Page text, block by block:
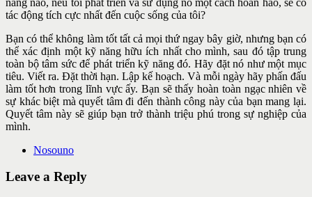
tác động tích cực nhất đến cuộc sống của tôi?
Bạn có thể không làm tốt tất cả mọi thứ ngay bây giờ, nhưng bạn có
thể xác định một kỹ năng hữu ích nhất cho mình, sau đó tập trung
toàn bộ tâm sức để phát triển kỹ năng đó. Hãy đặt nó như một mục
tiêu. Viết ra. Đặt thời hạn. Lập kế hoạch. Và mỗi ngày hãy phấn đấu
làm tốt hơn trong lĩnh vực ấy. Bạn sẽ thấy hoàn toàn ngạc nhiên về
sự khác biệt mà quyết tâm đi đến thành công này của bạn mang lại.
Quyết tâm này sẽ giúp bạn trở thành triệu phú trong sự nghiệp của
mình.
Nosouno
Leave a Reply